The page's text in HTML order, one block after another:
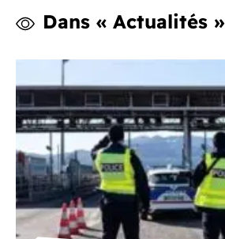
Dans « Actualités »